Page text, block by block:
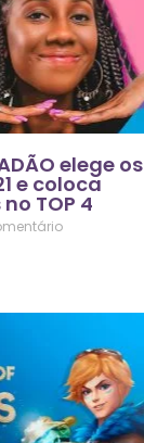
elege os
e coloca
TOP 4